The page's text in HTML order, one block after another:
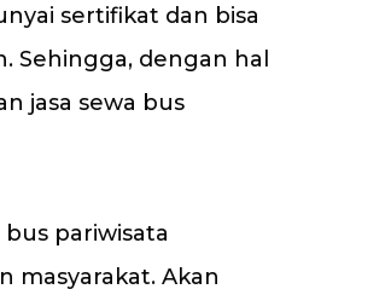
sertifikat dan bisa
Sehingga, dengan hal
jasa sewa bus
pariwisata
masyarakat. Akan